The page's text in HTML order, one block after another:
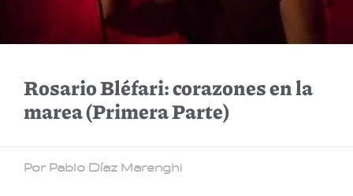
Rosario Bléfari: corazones en la
marea (Primera Parte)
Por Pablo Díaz Marenghi